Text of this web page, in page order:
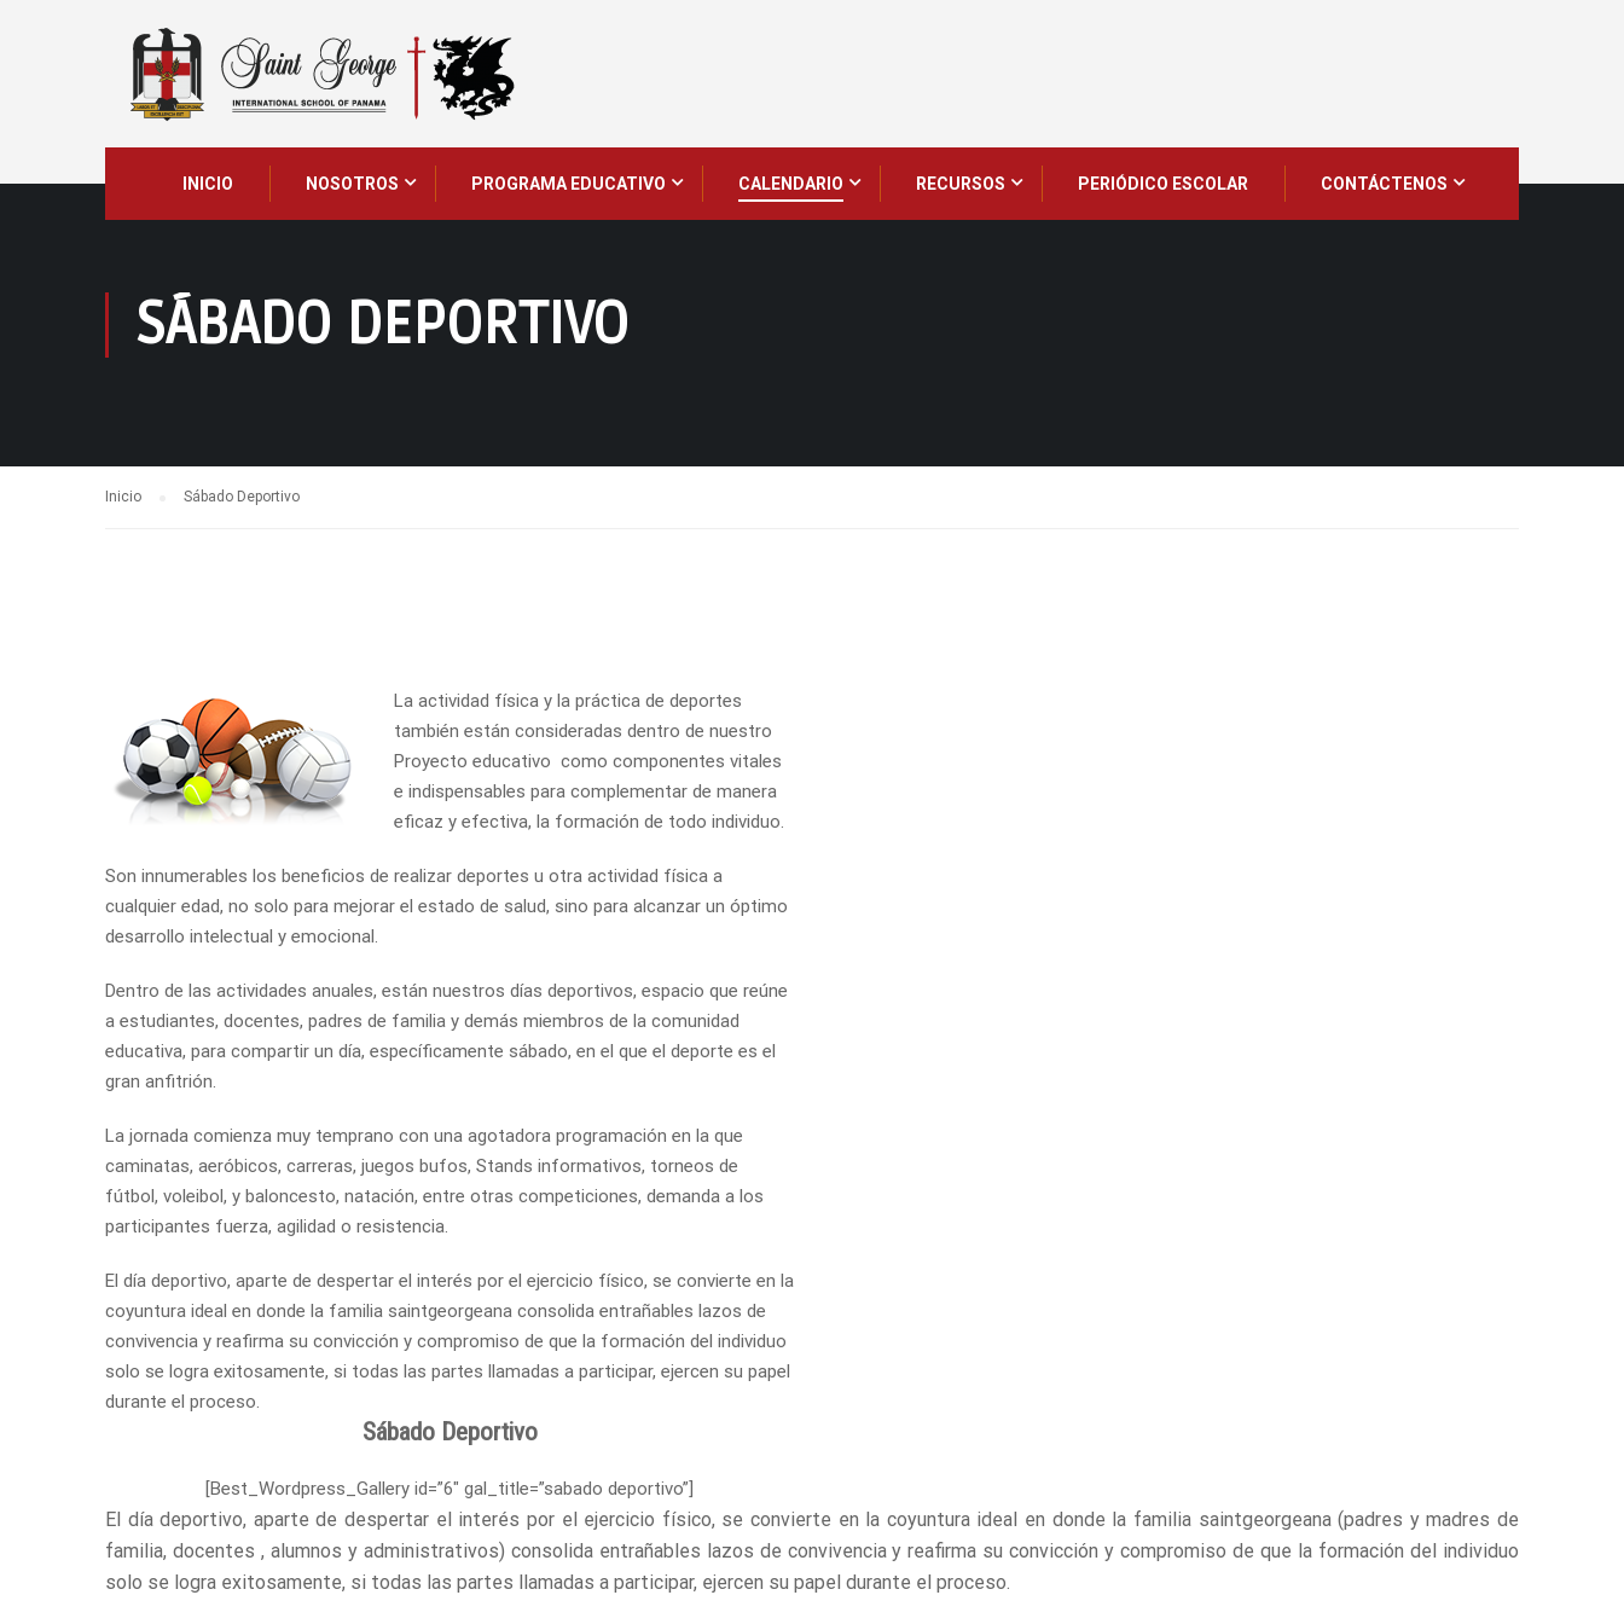
INICIO NOSOTROS PROGRAMA EDUCATIVO CALENDARIO RECURSOS PERIÓDICO ESCOLAR CONTÁCTENOS
SÁBADO DEPORTIVO
Inicio Sábado Deportivo
La actividad física y la práctica de deportes
también están consideradas dentro de nuestro
Proyecto educativo como componentes vitales
e indispensables para complementar de manera
eficaz y efectiva, la formación de todo individuo.
Son innumerables los beneficios de realizar deportes u otra actividad física a
cualquier edad, no solo para mejorar el estado de salud, sino para alcanzar un óptimo
desarrollo intelectual y emocional.
Dentro de las actividades anuales, están nuestros días deportivos, espacio que reúne
a estudiantes, docentes, padres de familia y demás miembros de la comunidad
educativa, para compartir un día, específicamente sábado, en el que el deporte es el
gran anfitrión.
La jornada comienza muy temprano con una agotadora programación en la que
caminatas, aeróbicos, carreras, juegos bufos, Stands informativos, torneos de
fútbol, voleibol, y baloncesto, natación, entre otras competiciones, demanda a los
participantes fuerza, agilidad o resistencia.
El día deportivo, aparte de despertar el interés por el ejercicio físico, se convierte en la
coyuntura ideal en donde la familia saintgeorgeana consolida entrañables lazos de
convivencia y reafirma su convicción y compromiso de que la formación del individuo
solo se logra exitosamente, si todas las partes llamadas a participar, ejercen su papel
durante el proceso.
Sábado Deportivo
[Best_Wordpress_Gallery id=”6″ gal_title=”sabado deportivo”]
El día deportivo, aparte de despertar el interés por el ejercicio físico, se convierte en la coyuntura ideal en donde la familia saintgeorgeana (padres y madres de
familia, docentes , alumnos y administrativos) consolida entrañables lazos de convivencia y reafirma su convicción y compromiso de que la formación del individuo
solo se logra exitosamente, si todas las partes llamadas a participar, ejercen su papel durante el proceso.